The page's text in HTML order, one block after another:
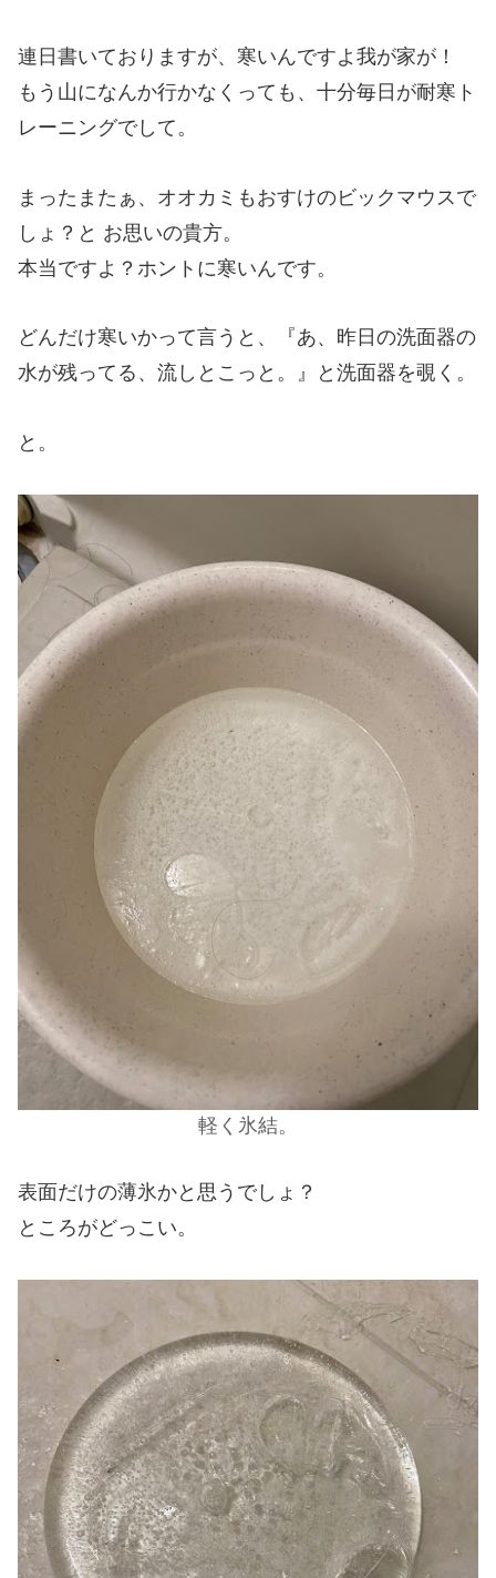
連日書いておりますが、寒いんですよ我が家が！
もう山になんか行かなくっても、十分毎日が耐寒ト
レーニングでして。
まったまたぁ、オオカミもおすけのビックマウスで
しょ？と お思いの貴方。
本当ですよ？ホントに寒いんです。
どんだけ寒いかって言うと、『あ、昨日の洗面器の
水が残ってる、流しとこっと。』と洗面器を覗く。
と。
軽く氷結。
表面だけの薄氷かと思うでしょ？
ところがどっこい。